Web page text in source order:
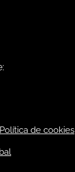
Política de cookies